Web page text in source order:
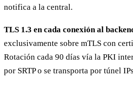
notifica a la central.
TLS 1.3 en cada conexión al
exclusivamente sobre mTLS con
Rotación cada 90 días vía la PKI
por SRTP o se transporta por túnel